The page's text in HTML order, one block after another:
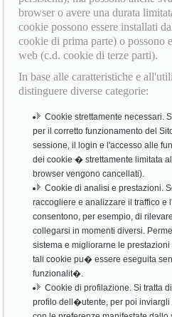
browser o avere una durata
cookie possono essere installati
cookie di prima parte) o possono
web (c.d. cookie di terze parti).
In base alle caratteristiche e
distinguere diverse categorie:
Cookie strettamente necessari.
per il corretto funzionamento del
sessione, il login e l'accesso alle
dei cookie � strettamente limitata
browser vengono cancellati).
Cookie di analisi e prestazioni.
raccogliere e analizzare il traffico e
consentono, per esempio, di
collegarsi in momenti diversi.
sistema e migliorarne le
tali cookie pu� essere eseguita
funzionalit�.
Cookie di profilazione. Si tratta
profilo dell�utente, per poi